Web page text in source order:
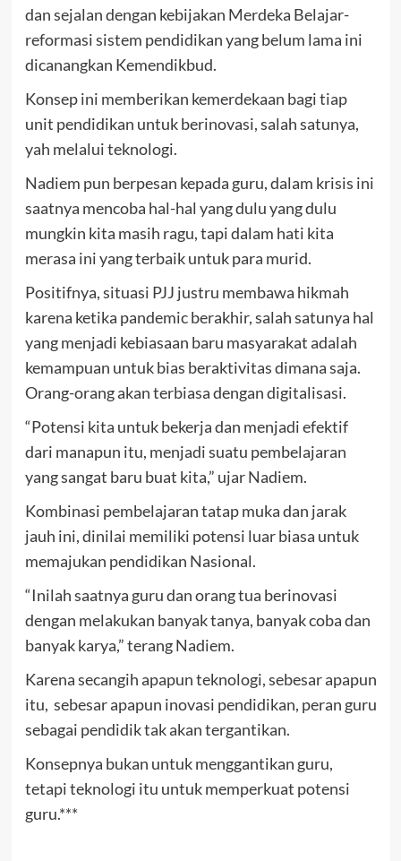
dan sejalan dengan kebijakan Merdeka Belajar-
reformasi sistem pendidikan yang belum lama ini
dicanangkan Kemendikbud.
Konsep ini memberikan kemerdekaan bagi tiap
unit pendidikan untuk berinovasi, salah satunya,
yah melalui teknologi.
Nadiem pun berpesan kepada guru, dalam krisis ini
saatnya mencoba hal-hal yang dulu yang dulu
mungkin kita masih ragu, tapi dalam hati kita
merasa ini yang terbaik untuk para murid.
Positifnya, situasi PJJ justru membawa hikmah
karena ketika pandemic berakhir, salah satunya hal
yang menjadi kebiasaan baru masyarakat adalah
kemampuan untuk bias beraktivitas dimana saja.
Orang-orang akan terbiasa dengan digitalisasi.
“Potensi kita untuk bekerja dan menjadi efektif
dari manapun itu, menjadi suatu pembelajaran
yang sangat baru buat kita,” ujar Nadiem.
Kombinasi pembelajaran tatap muka dan jarak
jauh ini, dinilai memiliki potensi luar biasa untuk
memajukan pendidikan Nasional.
“Inilah saatnya guru dan orang tua berinovasi
dengan melakukan banyak tanya, banyak coba dan
banyak karya,” terang Nadiem.
Karena secangih apapun teknologi, sebesar apapun
itu, sebesar apapun inovasi pendidikan, peran guru
sebagai pendidik tak akan tergantikan.
Konsepnya bukan untuk menggantikan guru,
tetapi teknologi itu untuk memperkuat potensi
guru.***